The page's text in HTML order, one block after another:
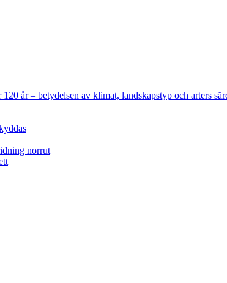
120 år– betydelsen av klimat, landskapstyp och arters
norrut